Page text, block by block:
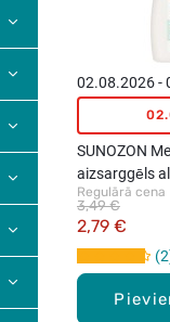
02.08.2026 -
SUNOZON
aizsarggēls
Regulārā cena
2,79 €
3,49 €
2